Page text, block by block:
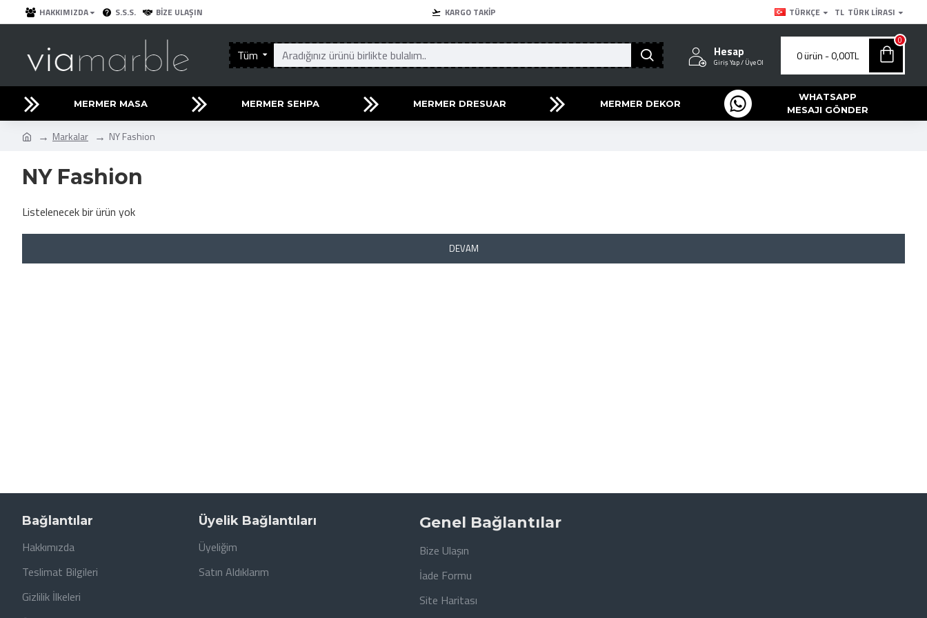
HAKKIMIZDA S.S.S. BIZE ULAŞIN KARGO TAKIP TÜRKÇE TL TÜRK LIRASI
Tüm Hesap
Giriş Yap / Üye Ol 0 ürün - 0,00TL
0
MERMER MASA MERMER SEHPA MERMER DRESUAR MERMER DEKOR
WHATSAPP
MESAJI GÖNDER
Markalar NY Fashion
NY Fashion
Listelenecek bir ürün yok
DEVAM
Bağlantılar
Hakkımızda
Teslimat Bilgileri
Gizlilik İlkeleri
Üyelik Bağlantıları
Üyeliğim
Satın Aldıklarım
Genel Bağlantılar
Bize Ulaşın
İade Formu
Site Haritası